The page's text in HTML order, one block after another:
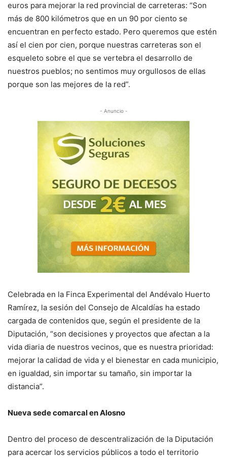
euros para mejorar la red provincial de carreteras: “Son
más de 800 kilómetros que en un 90 por ciento se
encuentran en perfecto estado. Pero queremos que estén
así el cien por cien, porque nuestras carreteras son el
esqueleto sobre el que se vertebra el desarrollo de
nuestros pueblos; no sentimos muy orgullosos de ellas
porque son las mejores de la red”.
- Anuncio -
Celebrada en la Finca Experimental del Andévalo Huerto
Ramírez, la sesión del Consejo de Alcaldías ha estado
cargada de contenidos que, según el presidente de la
Diputación, “son decisiones y proyectos que afectan a la
vida diaria de nuestros vecinos, que es nuestra prioridad:
mejorar la calidad de vida y el bienestar en cada municipio,
en igualdad, sin importar su tamaño, sin importar la
distancia”.
Nueva sede comarcal en Alosno
Dentro del proceso de descentralización de la Diputación
para acercar los servicios públicos a todo el territorio